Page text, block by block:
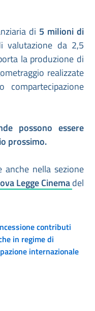
di 5 milioni di
valutazione da 2,5
la produzione di
realizzate
possono essere
prossimo.
nella sezione
Legge Cinemadel
contributi
in regime di
internazionale